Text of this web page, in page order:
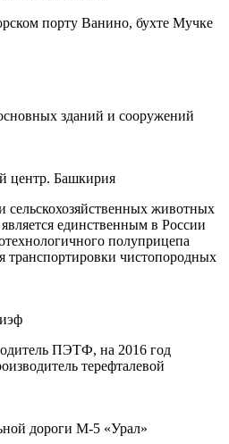
порту Ванино, бухте Мучке
зданий и сооружений
центр. Башкирия
сельскохозяйственных животных
единственным в России
полуприцепа
транспортировки чистопородных
ПЭТФ, на 2016 год
терефталевой
дороги М-5 «Урал»